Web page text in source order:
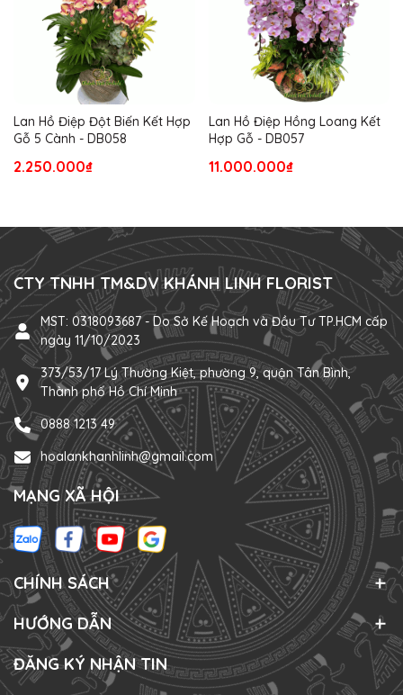
Lan Hồ Điệp Đột Biến Kết Hợp
Gỗ 5 Cành - DB058
2.250.000₫
Lan Hồ Điệp Hồng Loang Kết
Hợp Gỗ - DB057
11.000.000₫
CTY TNHH TM&DV KHÁNH LINH FLORIST
MST: 0318093687 - Do Sở Kế Hoạch và Đầu Tư TP.HCM cấp
ngày 11/10/2023
373/53/17 Lý Thường Kiệt, phường 9, quận Tân Bình,
Thành phố Hồ Chí Minh
0888 1213 49
hoalankhanhlinh@gmail.com
MẠNG XÃ HỘI
CHÍNH SÁCH
HƯỚNG DẪN
ĐĂNG KÝ NHẬN TIN